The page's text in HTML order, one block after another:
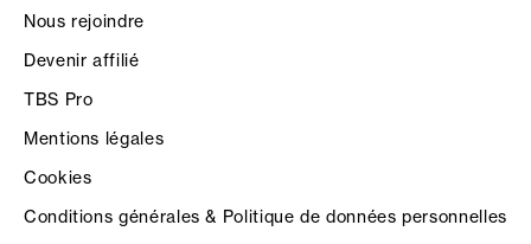
Nous rejoindre
Devenir affilié
TBS Pro
Mentions légales
Cookies
Conditions générales & Politique de données personnelles